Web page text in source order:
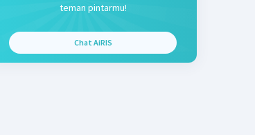
teman pintarmu!
Chat AiRIS